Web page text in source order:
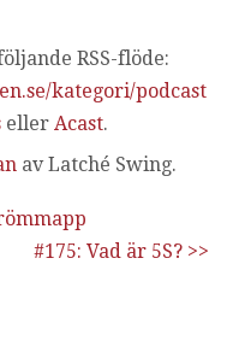
RSS-flöde:
kategori/podcast
eller Acast.
av Latché Swing.
#175: Vad är 5S? >>